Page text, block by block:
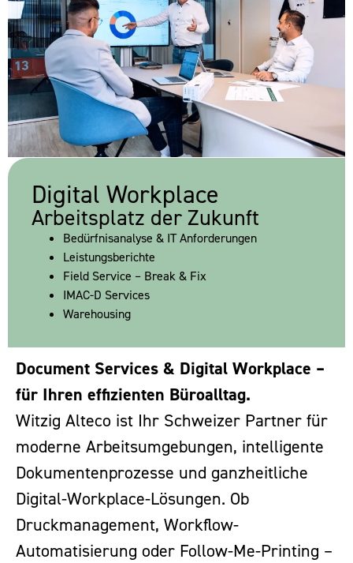
Digital Workplace
Arbeitsplatz der Zukunft
Bedürfnisanalyse & IT Anforderungen
Leistungsberichte
Field Service – Break & Fix
IMAC-D Services
Warehousing
Document Services & Digital Workplace –
für Ihren effizienten Büroalltag.
Witzig Alteco ist Ihr Schweizer Partner für
moderne Arbeitsumgebungen, intelligente
Dokumentenprozesse und ganzheitliche
Digital-Workplace-Lösungen. Ob
Druckmanagement, Workflow-
Automatisierung oder Follow-Me-Printing –